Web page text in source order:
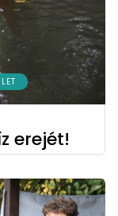
erejét!